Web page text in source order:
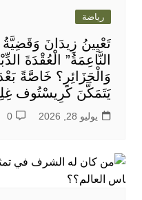
رياضة
تَعْيِينُ زِيدَانَ
النَّاعِمَةُ” الْعُقْدَةَ
وَالْجَزَائِرِ؟ خَاصَّةً
يَتَمَكَّنَ كَرِيسْتُوف
يوليو 28, 2026 0